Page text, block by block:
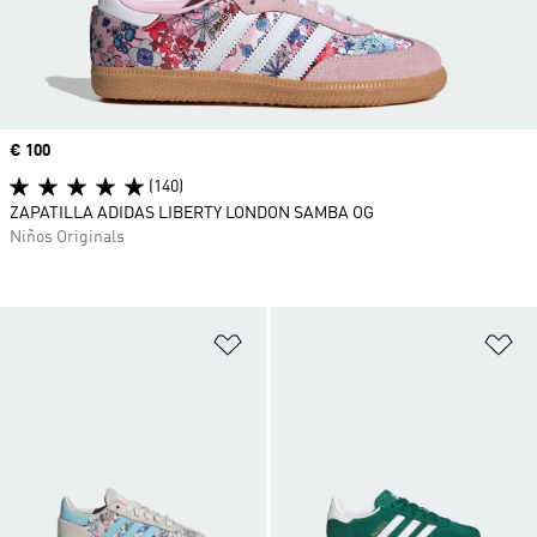
Precio
€ 100
(140)
ZAPATILLA ADIDAS LIBERTY LONDON SAMBA OG
Niños Originals